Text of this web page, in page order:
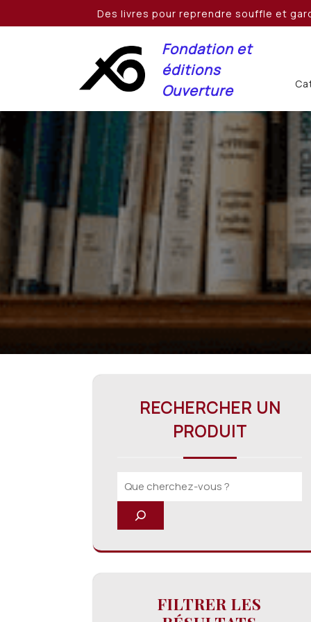
Des livres pour reprendre souffle et
Fondation et
éditions
Ouverture
RECHERCHER UN
PRODUIT
FILTRER LES